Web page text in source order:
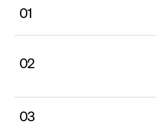
01
02
03